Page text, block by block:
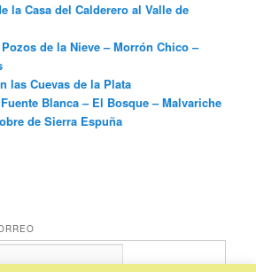
la Casa del Calderero al Valle de
de la Nieve – Morrón Chico –
las Cuevas de la Plata
Blanca – El Bosque – Malvariche
de Sierra Espuña